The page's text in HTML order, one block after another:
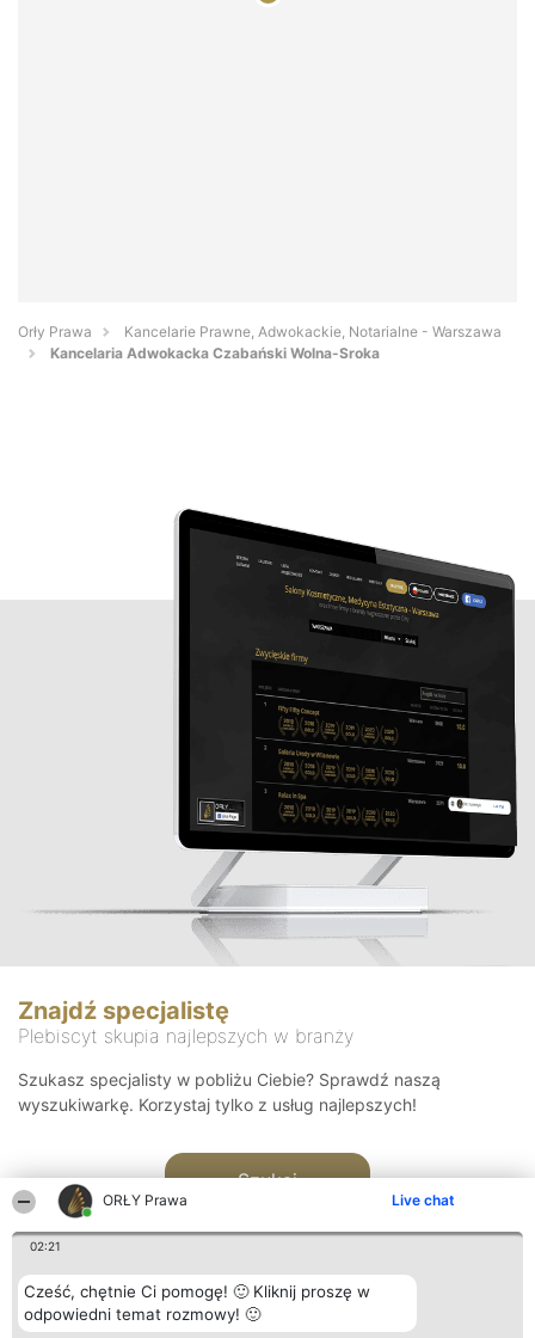
ORŁY Prawa Live chat
02:21
Cześć, chętnie Ci pomogę! 🙂 Kliknij proszę w
odpowiedni temat rozmowy! 🙂
Orły Prawa
Kancelarie Prawne, Adwokackie, Notarialne - Warszawa
Kancelaria Adwokacka Czabański Wolna-Sroka
Znajdź specjalistę
Plebiscyt skupia najlepszych w branży
Szukasz specjalisty w pobliżu Ciebie? Sprawdź naszą
wyszukiwarkę. Korzystaj tylko z usług najlepszych!
Szukaj